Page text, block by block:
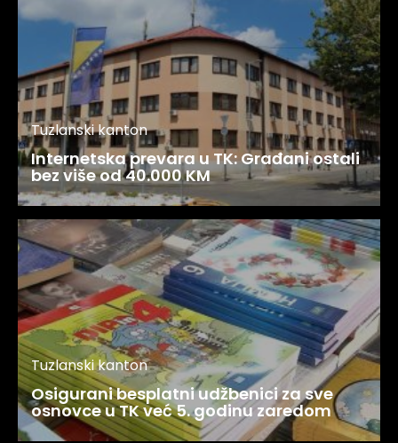
Tuzlanski kanton
Internetska prevara u TK: Građani ostali
bez više od 40.000 KM
Tuzlanski kanton
Osigurani besplatni udžbenici za sve
osnovce u TK već 5. godinu zaredom